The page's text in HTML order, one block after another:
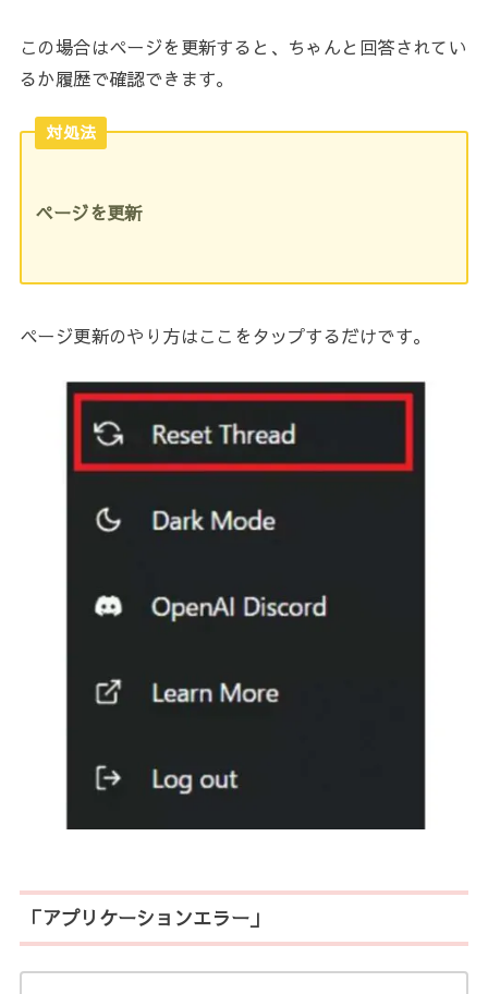
この場合はページを更新すると、ちゃんと回答されてい
るか履歴で確認できます。
対処法
ページを更新
ページ更新のやり方はここをタップするだけです。
「アプリケーションエラー」